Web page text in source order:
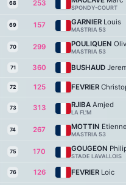
68 253
SPONDY-COURT
69 157 GARNIER Louis
MASTRIA 53
70 299 POULIQUEN
MASTRIA 53
71 360 BUSHAUD
72 125 FEVRIER
73 313 RJIBA Amjed
LA FL'M
74 267 MOTTIN Etienne
MASTRIA 53
75 170 GOUGEON
STADE LAVALLOIS
76 126 FEVRIER Loic